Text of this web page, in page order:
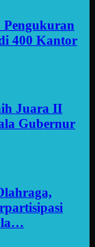
400 Kantor
Juara II
Gubernur